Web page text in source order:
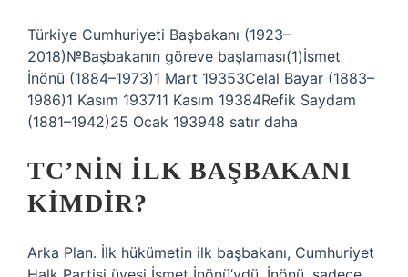
Türkiye Cumhuriyeti Başbakanı (1923–
2018)№Başbakanın göreve başlaması(1)İsmet
İnönü (1884–1973)1 Mart 19353Celal Bayar (1883–
1986)1 Kasım 193711 Kasım 19384Refik Saydam
(1881–1942)25 Ocak 193948 satır daha
TC’NIN ILK BAŞBAKANI
KIMDIR?
Arka Plan. İlk hükümetin ilk başbakanı, Cumhuriyet